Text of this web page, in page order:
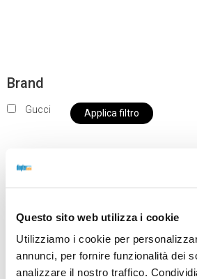
Questo sito web utilizza i cookie
Utilizziamo i cookie per
annunci, per fornire funzionalità dei
analizzare il nostro traffico.
Brand
Gucci Applica filtro
nostro negozio non saranno
da OTTICA DIOPTER